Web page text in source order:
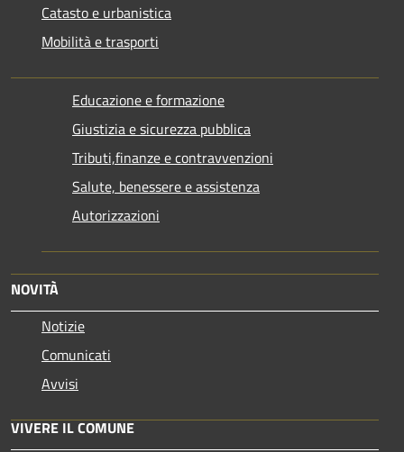
Catasto e urbanistica
Mobilità e trasporti
Educazione e formazione
Giustizia e sicurezza pubblica
Tributi,finanze e contravvenzioni
Salute, benessere e assistenza
Autorizzazioni
NOVITÀ
Notizie
Comunicati
Avvisi
VIVERE IL COMUNE